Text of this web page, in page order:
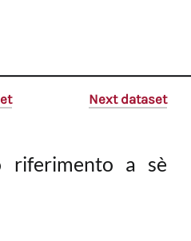
Next dataset
riferimento a sè